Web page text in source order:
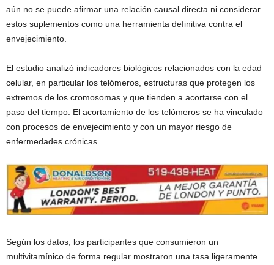
aún no se puede afirmar una relación causal directa ni considerar
estos suplementos como una herramienta definitiva contra el
envejecimiento.
El estudio analizó indicadores biológicos relacionados con la edad
celular, en particular los telómeros, estructuras que protegen los
extremos de los cromosomas y que tienden a acortarse con el
paso del tiempo. El acortamiento de los telómeros se ha vinculado
con procesos de envejecimiento y con un mayor riesgo de
enfermedades crónicas.
Según los datos, los participantes que consumieron un
multivitamínico de forma regular mostraron una tasa ligeramente